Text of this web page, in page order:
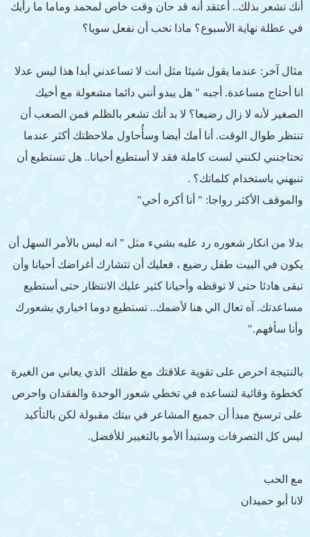
أنك تشعر بذلك.. أعتقد أنه قد حان وقت خاص لمحمد وماما ما رأيك
في عطلة نهاية الأسبوع؟ ماذا تحب أن نفعل سويا؟
مثال آخر: عندما يقول شيئا مثل أنت لا تساعدني أبدا هذا ليس عدلا
انا أحتاج مساعدة. أجبه " هل يبدو أنني دائما مشغولة مع أخيك
الصغير لأنه لا زال رضيعا؟ لا بد أنك تشعر بالظلم فمن الصعب أن
تنتظر طوال الوقت. أنا أمك أيضا وسأُحاول ملاحظتك أكثر عندما
تحتاجنني لكنني لست كاملة فقد لا أستطيع أحيانا.. هل تستطيع أن
تنبهني باستخدام كلماتك؟ .
والموقف الأكثر رواجا: " أنا أكره أخي"
بدلا من انكار شعوره رد عليه بشيء مثل " انه ليس بالأمر السهل أن
يكون في البيت طفل رضيع ، فعليك أن تتشارك أغراضك أحيانا وأن
تبقى هادئا حتى لا توقظه وأحيانا كثير عليك الانتظار حتى أستطيع
مساعدتك. آه تعال الي هنا لأضمك.. تستطيع دوما اخباري بشعورك
وأنا سأفهم."
بالنتيجة احرص على تقوية علاقتك مع طفلك الذي يعاني من الغيرة
كخطوة وقائية لتساعده في تخطي شعور الوحدة والفقدان واحرص
على ترسيخ مبدأ أن جميع المشاعر في بيتك مقبولة لكن بالتأكيد
ليس كل التصرفات وستبدأ الأمو بالتغيير للأفضل.
مع الحب
لانا أبو حميدان